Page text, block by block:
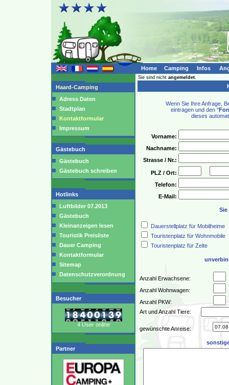
Home Camping Infos
Haard-Camping
Adress Daten
Stadtplan
Kontaktformular
Impressum
Gästebuch
Gästebuch
Gästebuch schreiben
Hotlinks
Luftbilder 07.2013
Gästebuch
Kleinanzeigen lesen
Touristik Preisliste
Dauer Camping
Kontaktformular
Sitemap
Datenschutzverordnung
Besucher
4 User online
Partner
Sie sind nicht angemeldet.
Wenn Sie Ihre Anfrage,
eintragen und den "
dieses
Vorname:
Nachname:
Strasse / Nr.:
PLZ / Ort:
Telefon:
E-Mail:
Sie
Dauerstellplatz für Mobilheime
Touristenplatz für Wohnmobile
Touristenplatz für Zelte
Anzahl Erwachsene:
Anzahl Wohnwagen:
Anzahl PKW:
Art und Anzahl Tiere:
gewünschte Anreise: